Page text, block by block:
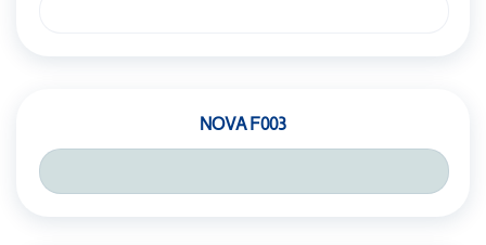
NOVA F003